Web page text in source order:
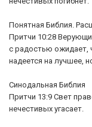
Понятная Библия.
Притчи 10:28
с радостью ожидает,
надеется на лучшее,
Синодальная Библия
Притчи 13:9 Свет
нечестивых угасает.